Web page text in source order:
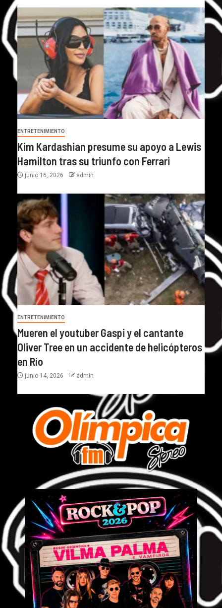
ENTRETENIMIENTO
Kim Kardashian presume su apoyo a Lewis
Hamilton tras su triunfo con Ferrari
junio 16, 2026 admin
ENTRETENIMIENTO
Mueren el youtuber Gaspi y el cantante
Oliver Tree en un accidente de helicópteros
en Río
junio 14, 2026 admin